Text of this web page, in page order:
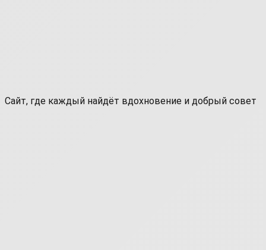
Сайт, где каждый найдёт вдохновение и добрый совет